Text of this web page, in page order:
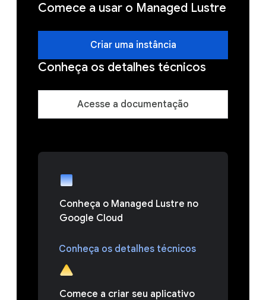
Comece a usar o Managed Lustre
Criar uma instância
Conheça os detalhes técnicos
Acesse a documentação
Conheça o Managed Lustre no
Google Cloud
Conheça os detalhes técnicos
Comece a criar seu aplicativo